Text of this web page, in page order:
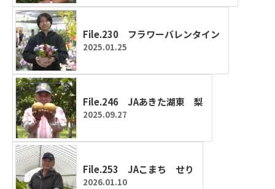
File.230 フラワーバレンタイン
2025.01.25
File.246 JAあきた湖東 梨
2025.09.27
File.253 JAこまち せり
2026.01.10